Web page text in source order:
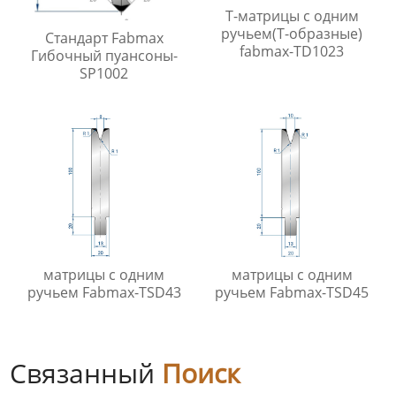
Стандарт Fabmax
Гибочный пуансоны-
SP1002
Т-матрицы с одним
ручьем(Т-образные)
fabmax-TD1023
матрицы с одним
ручьем Fabmax-TSD43
матрицы с одним
ручьем Fabmax-TSD45
Связанный Поиск